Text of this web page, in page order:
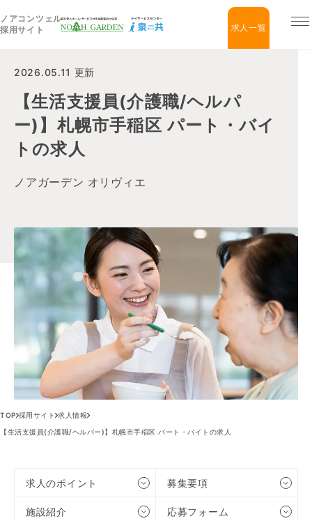
ノアコンツェル
採用サイト
福祉住宅NOAH GARDEN
求人一覧
2026.05.11 更新
【生活支援員(介護職/ヘルパ
ー)】札幌市手稲区 パート・バイ
トの求人
ノアガーデン オリヴィエ
TOP 採用サイト 求人情報
【生活支援員(介護職/ヘルパー)】札幌市手稲区 パート・バイトの求人
求人のポイント 募集要項
施設紹介 応募フォーム